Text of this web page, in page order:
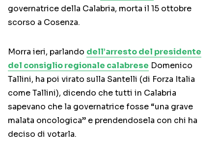
governatrice della Calabria, morta il 15 ottobre
scorso a Cosenza.
Morra ieri, parlando dell’arresto del presidente
del consiglio regionale calabrese Domenico
Tallini, ha poi virato sulla Santelli (di Forza Italia
come Tallini), dicendo che tutti in Calabria
sapevano che la governatrice fosse “una grave
malata oncologica” e prendendosela con chi ha
deciso di votarla.